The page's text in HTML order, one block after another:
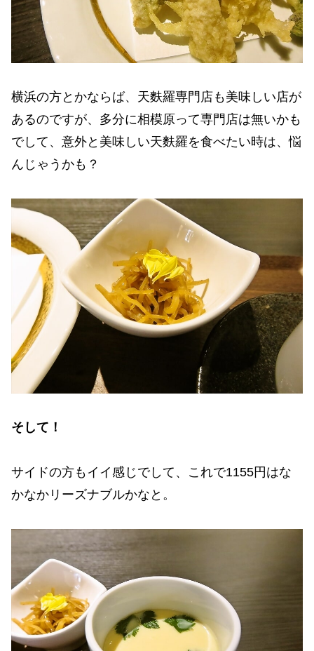
横浜の方とかならば、天麩羅専門店も美味しい店が
あるのですが、多分に相模原って専門店は無いかも
でして、意外と美味しい天麩羅を食べたい時は、悩
んじゃうかも？
そして！
サイドの方もイイ感じでして、これで1155円はな
かなかリーズナブルかなと。